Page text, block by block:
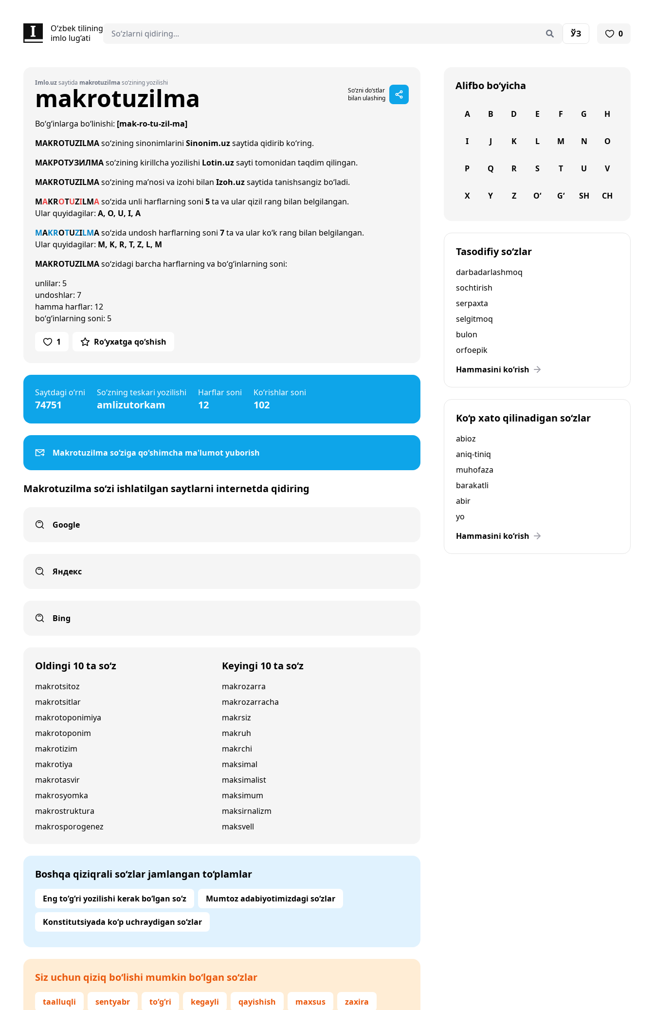
O‘zbek tilining
imlo lug‘ati
ЎЗ 0
Imlo.uzsaytida makrotuzilmaso‘zining yozilishi
makrotuzilma
So‘zni do‘stlar
bilan ulashing
Bo‘g‘inlarga bo‘linishi: [mak-ro-tu-zil-ma]
MAKROTUZILMAso‘zining sinonimlarini Sinonim.uzsaytida qidirib ko‘ring.
МАКРОТУЗИЛМАso‘zining kirillcha yozilishi Lotin.uzsayti tomonidan taqdim qilingan.
MAKROTUZILMAso‘zining ma’nosi va izohi bilan Izoh.uzsaytida tanishsangiz bo‘ladi.
MAKROTUZILMAso‘zida unli harflarning soni 5ta va ular qizil rang bilan belgilangan.
Ular quyidagilar: A, O, U, I, A
MAKROTUZILMAso‘zida undosh harflarning soni 7ta va ular ko‘k rang bilan belgilangan.
Ular quyidagilar: M, K, R, T, Z, L, M
MAKROTUZILMAso‘zidagi barcha harflarning va bo‘g‘inlarning soni:
unlilar: 5
undoshlar: 7
hamma harflar: 12
bo‘g‘inlarning soni: 5
1 Ro‘yxatga qo‘shish
Saytdagi o‘rni
74751
So‘zning teskari yozilishi
amlizutorkam
Harflar soni
12
Ko‘rishlar soni
102
Makrotuzilma so‘ziga qo‘shimcha ma'lumot yuborish
Makrotuzilma so‘zi ishlatilgan saytlarni internetda qidiring
Google
Яндекс
Bing
Oldingi 10 ta so‘z
makrotsitoz
makrotsitlar
makrotoponimiya
makrotoponim
makrotizim
makrotiya
makrotasvir
makrosyomka
makrostruktura
makrosporogenez
Keyingi 10 ta so‘z
makrozarra
makrozarracha
makrsiz
makruh
makrchi
maksimal
maksimalist
maksimum
maksirnalizm
maksvell
Boshqa qiziqrali so‘zlar jamlangan to‘plamlar
Eng to‘g‘ri yozilishi kerak bo‘lgan so‘z Mumtoz adabiyotimizdagi so‘zlar
Konstitutsiyada ko‘p uchraydigan so‘zlar
Siz uchun qiziq bo‘lishi mumkin bo‘lgan so‘zlar
taalluqli sentyabr to‘g‘ri kegayli qayishish maxsus zaxira
Alifbo bo‘yicha
A B D E F G H
I J K L M N O
P Q R S T U V
X Y Z O‘ G‘ SH CH
Tasodifiy so‘zlar
darbadarlashmoq
sochtirish
serpaxta
selgitmoq
bulon
orfoepik
Hammasini ko‘rish
Ko‘p xato qilinadigan so‘zlar
abioz
aniq-tiniq
muhofaza
barakatli
abir
yo
Hammasini ko‘rish